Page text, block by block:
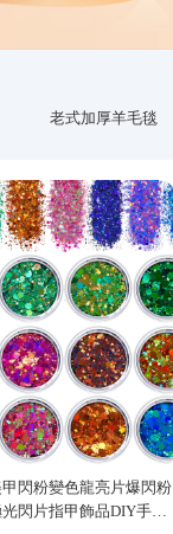
老式加厚羊毛毯
閃粉變色龍亮片爆閃粉
閃片指甲飾品DIY手工